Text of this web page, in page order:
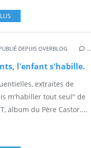
DEPUIS OVERBLOG …
l'enfant s'habille.
extraites de
m'habiller tout seul" de
album du Père Castor....